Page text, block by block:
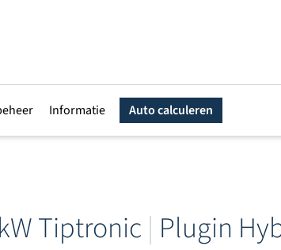
Informatie Auto calculeren
Tiptronic | Plugin